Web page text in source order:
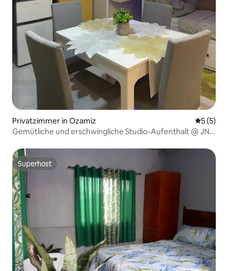
Privatzimmer in Ozamiz
5 (5)
Gemütliche und erschwingliche Studio-Aufenthalt @ JNL
Superhost
Superhost